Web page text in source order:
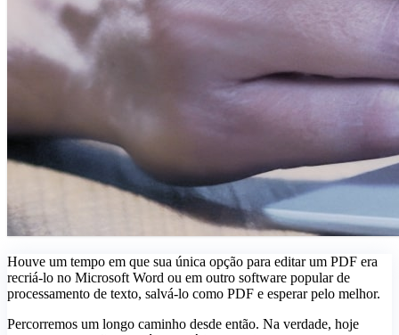
Houve um tempo em que sua única opção para editar um PDF era
recriá-lo no Microsoft Word ou em outro software popular de
processamento de texto, salvá-lo como PDF e esperar pelo melhor.
Percorremos um longo caminho desde então. Na verdade, hoje